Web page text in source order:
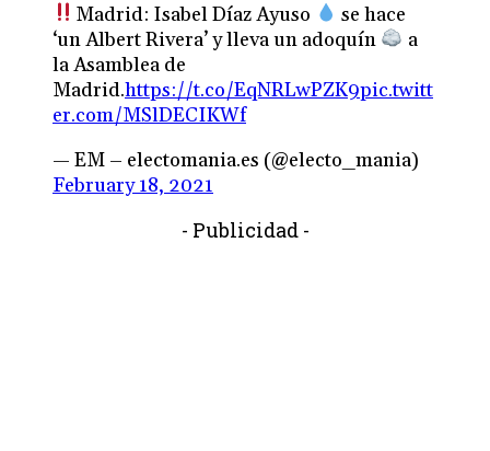
Madrid: Isabel Díaz Ayuso
se hace
‘un Albert Rivera’ y lleva un adoquín
a
la Asamblea de
Madrid.https://t.co/EqNRLwPZK9pic.twitt
er.com/MSlDECIKWf
— EM – electomania.es (@electo_mania)
February 18, 2021
- Publicidad -